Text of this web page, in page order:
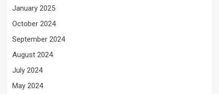
January 2025
October 2024
September 2024
August 2024
July 2024
May 2024